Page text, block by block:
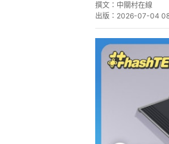
撰文： 中關村在線
出版： 2026-07-04